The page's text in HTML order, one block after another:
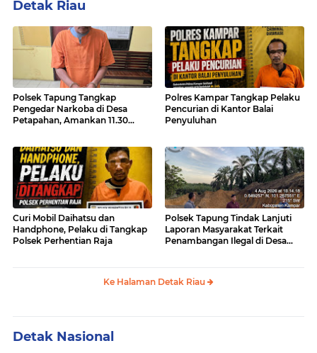
Detak Riau
Polsek Tapung Tangkap
Pengedar Narkoba di Desa
Petapahan, Amankan 11.30
Polres Kampar Tangkap Pelaku
Pencurian di Kantor Balai
Penyuluhan
Curi Mobil Daihatsu dan
Handphone, Pelaku di Tangkap
Polsek Perhentian Raja
Polsek Tapung Tindak Lanjuti
Laporan Masyarakat Terkait
Penambangan Ilegal di Desa
Ke Halaman Detak Riau
Detak Nasional